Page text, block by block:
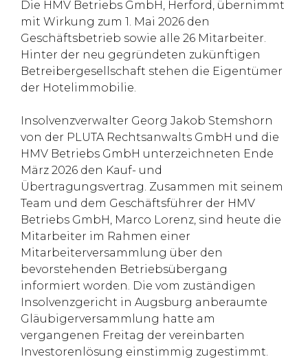
Die HMV Betriebs GmbH, Herford, übernimmt
mit Wirkung zum 1. Mai 2026 den
Geschäftsbetrieb sowie alle 26 Mitarbeiter.
Hinter der neu gegründeten zukünftigen
Betreibergesellschaft stehen die Eigentümer
der Hotelimmobilie.
Insolvenzverwalter Georg Jakob Stemshorn
von der PLUTA Rechtsanwalts GmbH und die
HMV Betriebs GmbH unterzeichneten Ende
März 2026 den Kauf- und
Übertragungsvertrag. Zusammen mit seinem
Team und dem Geschäftsführer der HMV
Betriebs GmbH, Marco Lorenz, sind heute die
Mitarbeiter im Rahmen einer
Mitarbeiterversammlung über den
bevorstehenden Betriebsübergang
informiert worden. Die vom zuständigen
Insolvenzgericht in Augsburg anberaumte
Gläubigerversammlung hatte am
vergangenen Freitag der vereinbarten
Investorenlösung einstimmig zugestimmt.